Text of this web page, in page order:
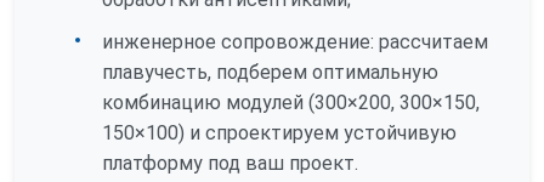
инженерное сопровождение: рассчитаем
плавучесть, подберем оптимальную
комбинацию модулей (300×200, 300×150,
150×100) и спроектируем устойчивую
платформу под ваш проект.